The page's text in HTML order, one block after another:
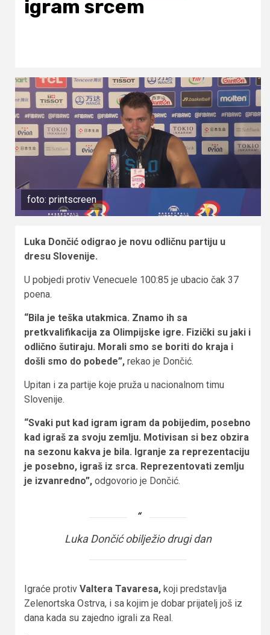
igram srcem
foto: printscreen
Luka Dončić odigrao je novu odličnu partiju u
dresu Slovenije.
U pobјedi protiv Venecuele 100:85 je ubacio čak 37
poena.
“Bila je teška utakmica. Znamo ih sa
pretkvalifikacija za Olimpijske igre. Fizički su jaki i
odlično šutiraju. Morali smo se boriti do kraja i
došli smo do pobede”, rekao je Dončić.
Upitan i za partije koje pruža u nacionalnom timu
Slovenije.
“Svaki put kad igram igram da pobijedim, posebno
kad igraš za svoju zemlju. Motivisan si bez obzira
na sezonu kakva je bila. Igranje za reprezentaciju
je posebno, igraš iz srca. Reprezentovati zemlju
je izvanredno”, odgovorio je Dončić.
Luka Dončić obilježio drugi dan
Igraće protiv Valtera Tavaresa, koji predstavlja
Zelenortska Ostrva, i sa kojim je dobar prijatelj još iz
dana kada su zajedno igrali za Real.